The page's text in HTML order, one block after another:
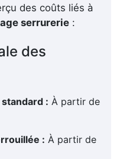
des coûts liés à
serrurerie :
des
: À partir de
: À partir de